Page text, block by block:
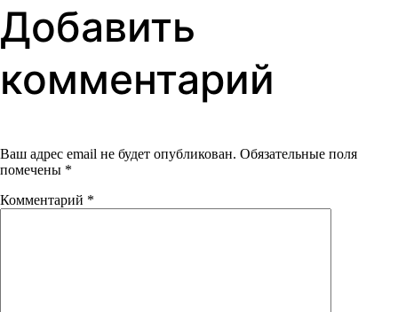
Добавить
комментарий
Ваш адрес email не будет опубликован. Обязательные поля
помечены *
Комментарий *